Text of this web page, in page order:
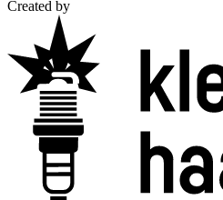
Created by